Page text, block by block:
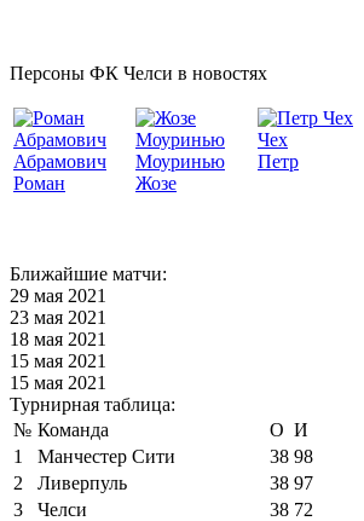
Персоны ФК Челси в новостях
Абрамович
Роман
Моуринью
Жозе
Чех
Петр
Ближайшие матчи:
29 мая 2021
23 мая 2021
18 мая 2021
15 мая 2021
15 мая 2021
Турнирная таблица:
№ Команда О И
1
Манчестер Сити 38 98
2
Ливерпуль 38 97
3
Челси 38 72